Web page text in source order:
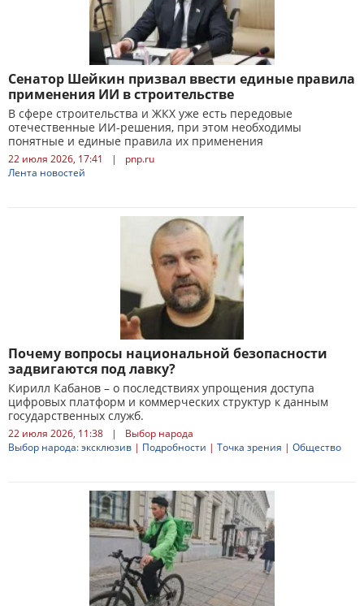
Сенатор Шейкин призвал ввести единые правила
применения ИИ в строительстве
В сфере строительства и ЖКХ уже есть передовые
отечественные ИИ-решения, при этом необходимы
понятные и единые правила их применения
22 июля 2026, 17:41 |
pnp.ru
Лента новостей
Почему вопросы национальной безопасности
задвигаются под лавку?
Кирилл Кабанов – о последствиях упрощения доступа
цифровых платформ и коммерческих структур к данным
государственных служб.
22 июля 2026, 11:38 |
Выбор народа
Выбор народа: эксклюзив | Подробности | Точка зрения | Общество